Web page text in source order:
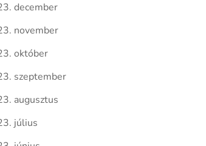
december
november
október
szeptember
augusztus
július